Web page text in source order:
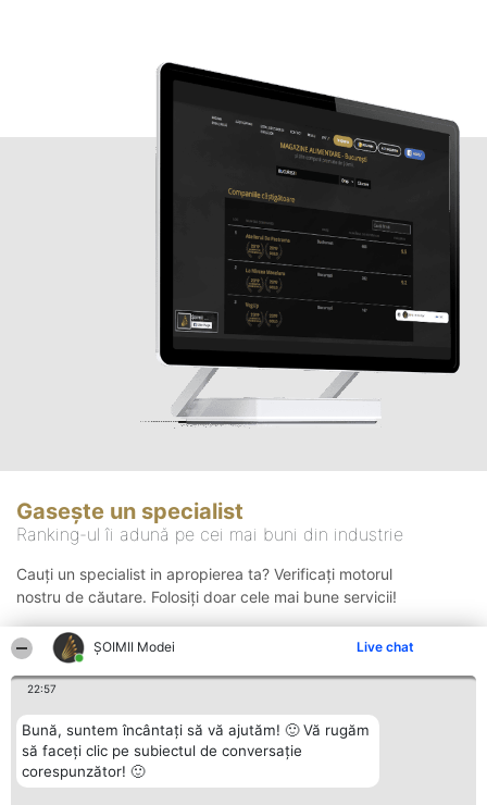
ȘOIMII Modei Live chat
22:57
Bună, suntem încântați să vă ajutăm! 🙂 Vă rugăm
să faceți clic pe subiectul de conversație
corespunzător! 🙂
Gasește un specialist
Ranking-ul îi adună pe cei mai buni din industrie
Cauți un specialist in apropierea ta? Verificați motorul
nostru de căutare. Folosiți doar cele mai bune servicii!